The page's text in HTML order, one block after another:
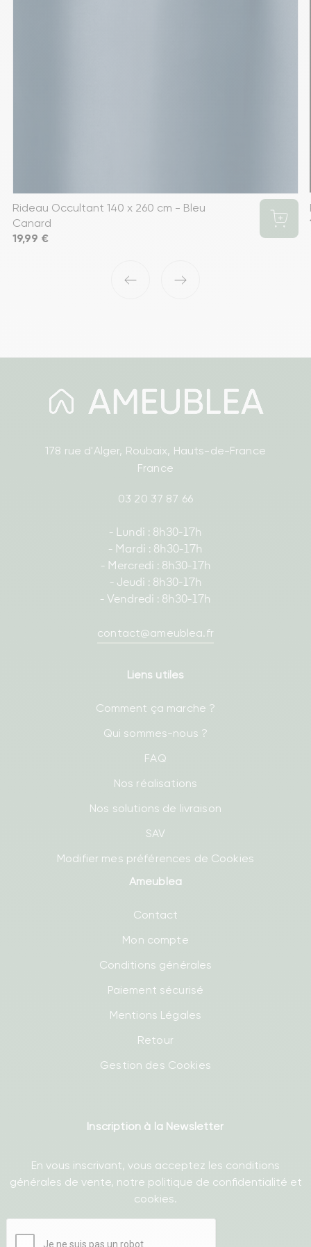
Rideau Occultant 140 x 260 cm - Bleu
Canard
Prix
19,99 €
‹ ›
178 rue d'Alger, Roubaix, Hauts-de-France
France
03 20 37 87 66
- Lundi : 8h30-17h
- Mardi : 8h30-17h
- Mercredi : 8h30-17h
- Jeudi : 8h30-17h
- Vendredi : 8h30-17h
contact@ameublea.fr
Liens utiles
Comment ça marche ?
Qui sommes-nous ?
FAQ
Nos réalisations
Nos solutions de livraison
SAV
Modifier mes préférences de Cookies
Ameublea
Contact
Mon compte
Conditions générales
Paiement sécurisé
Mentions Légales
Retour
Gestion des Cookies
Inscription à la Newsletter
En vous inscrivant, vous acceptez les conditions
générales de vente, notre politique de confidentialité et
cookies.